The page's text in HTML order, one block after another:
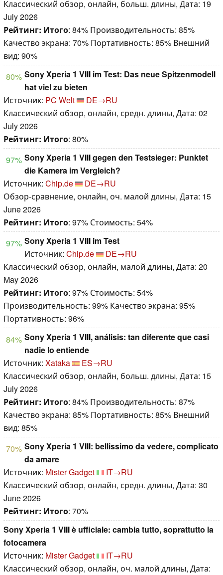
Классический обзор, онлайн, больш. длины, Дата: 19
July 2026
Рейтинг: Итого: 84% Производительность: 85%
Качество экрана: 70% Портативность: 85% Внешний
вид: 90%
80% Sony Xperia 1 VIII im Test: Das neue Spitzenmodell
hat viel zu bieten
Источник: PC Welt
DE→RU
Классический обзор, онлайн, средн. длины, Дата: 02
July 2026
Рейтинг: Итого: 80%
97% Sony Xperia 1 VIII gegen den Testsieger: Punktet
die Kamera im Vergleich?
Источник: Chip.de
DE→RU
Обзор-сравнение, онлайн, оч. малой длины, Дата: 15
June 2026
Рейтинг: Итого: 97% Стоимость: 54%
97% Sony Xperia 1 VIII im Test
Источник: Chip.de
DE→RU
Классический обзор, онлайн, малой длины, Дата: 20
May 2026
Рейтинг: Итого: 97% Стоимость: 54%
Производительность: 99% Качество экрана: 95%
Портативность: 96%
84% Sony Xperia 1 VIII, análisis: tan diferente que casi
nadie lo entiende
Источник: Xataka
ES→RU
Классический обзор, онлайн, больш. длины, Дата: 15
July 2026
Рейтинг: Итого: 84% Производительность: 87%
Качество экрана: 85% Портативность: 85% Внешний
вид: 85%
70% Sony Xperia 1 VIII: bellissimo da vedere, complicato
da amare
Источник: Mister Gadget
IT→RU
Классический обзор, онлайн, средн. длины, Дата: 30
June 2026
Рейтинг: Итого: 70%
Sony Xperia 1 VIII è ufficiale: cambia tutto, soprattutto la
fotocamera
Источник: Mister Gadget
IT→RU
Классический обзор, онлайн, оч. малой длины, Дата: